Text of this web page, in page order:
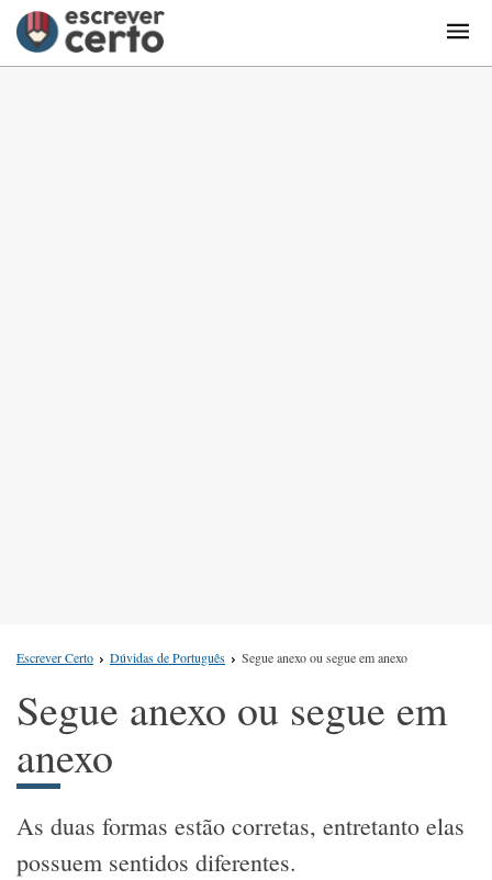
Escrever Certo Dúvidas de Português Segue anexo ou segue em anexo
Segue anexo ou segue em
anexo
As duas formas estão corretas, entretanto elas
possuem sentidos diferentes.